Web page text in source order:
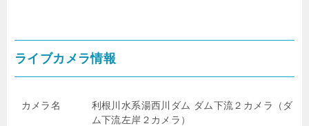
ライブカメラ情報
カメラ名
利根川水系湯西川ダム ダム下流２カメラ（ダ
ム下流左岸２カメラ）